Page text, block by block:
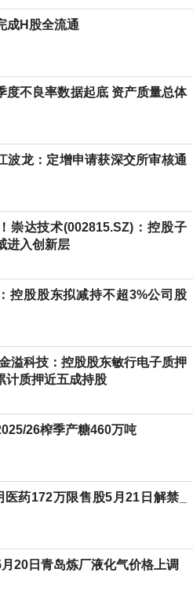
成H股全流通
度不良率数据起底 资产质量总体
波龙：定增申请获深交所审核通
崇达技术(002815.SZ)：控股子
进入创新层
控股股东拟减持不超3%公司股
溢科技：控股股东敏行电子质押
计质押近五成持股
26榨季产糖460万吨
医药172万限售股5月21日解禁_
20日青岛炼厂液化气价格上调